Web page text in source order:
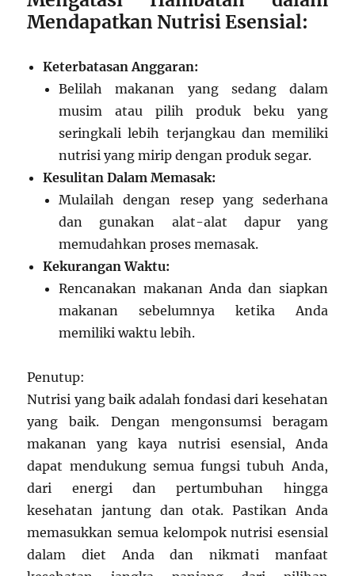
Mendapatkan Nutrisi Esensial:
Keterbatasan Anggaran:
Belilah makanan yang sedang dalam
musim atau pilih produk beku yang
seringkali lebih terjangkau dan memiliki
nutrisi yang mirip dengan produk segar.
Kesulitan Dalam Memasak:
Mulailah dengan resep yang sederhana
dan gunakan alat-alat dapur yang
memudahkan proses memasak.
Kekurangan Waktu:
Rencanakan makanan Anda dan siapkan
makanan sebelumnya ketika Anda
memiliki waktu lebih.
Penutup:
Nutrisi yang baik adalah fondasi dari kesehatan
yang baik. Dengan mengonsumsi beragam
makanan yang kaya nutrisi esensial, Anda
dapat mendukung semua fungsi tubuh Anda,
dari energi dan pertumbuhan hingga
kesehatan jantung dan otak. Pastikan Anda
memasukkan semua kelompok nutrisi esensial
dalam diet Anda dan nikmati manfaat